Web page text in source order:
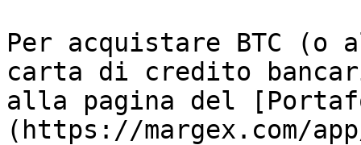
Per acquistare BTC
carta di credito
alla pagina del
(https://margex.com/